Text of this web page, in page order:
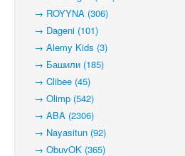
→ ROYYNA (306)
→ Dageni (101)
→ Alemy Kids (3)
→ Башили (185)
→ Clibee (45)
→ Olimp (542)
→ ABA (2306)
→ Nayasitun (92)
→ ObuvOK (365)